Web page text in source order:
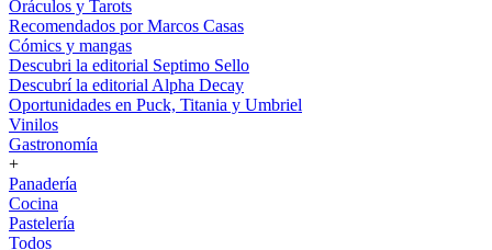
Oráculos y Tarots
Recomendados por Marcos Casas
Cómics y mangas
Descubri la editorial Septimo Sello
Descubrí la editorial Alpha Decay
Oportunidades en Puck, Titania y Umbriel
Vinilos
Gastronomía
+
Panadería
Cocina
Pastelería
Todos